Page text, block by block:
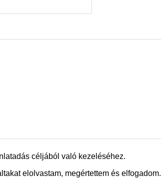
céljából való kezeléséhez.
elolvastam, megértettem és elfogadom.